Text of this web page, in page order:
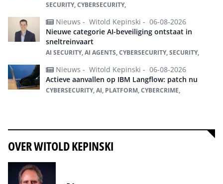
SECURITY, CYBERSECURITY,
Nieuws - Witold Kepinski - 06-08-2026
Nieuwe categorie AI-beveiliging ontstaat in
sneltreinvaart
AI SECURITY, AI AGENTS, CYBERSECURITY, SECURITY,
Nieuws - Witold Kepinski - 06-08-2026
Actieve aanvallen op IBM Langflow: patch nu
CYBERSECURITY, AI, PLATFORM, CYBERCRIME,
OVER WITOLD KEPINSKI